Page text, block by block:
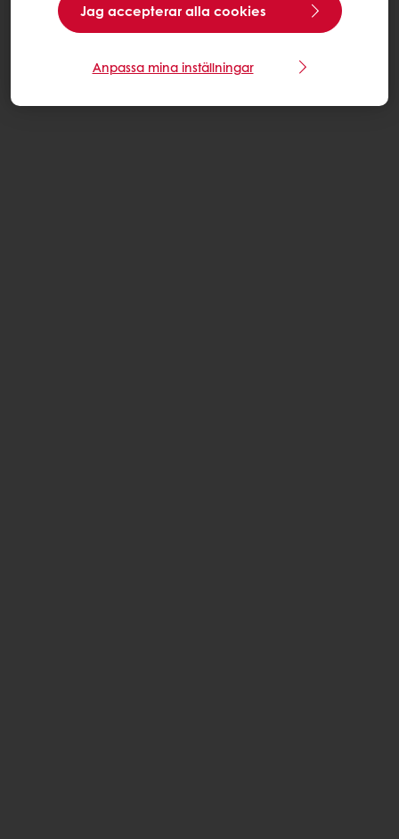
Jag accepterar alla cookies
Anpassa mina inställningar